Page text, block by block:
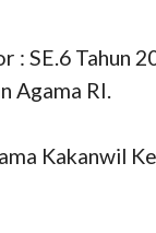
SE.6 Tahun
Agama RI.
Kakanwil